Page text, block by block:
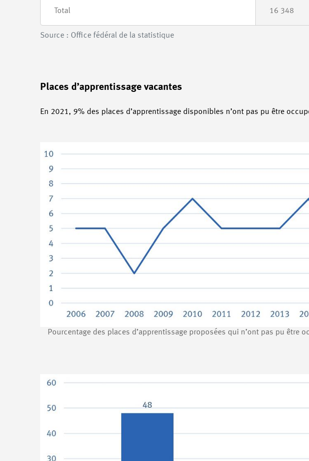
Source : Office fédéral de la statistique
Total 16 348
Places d’apprentissage vacantes
En 2021, 9% des places d’apprentissage disponibles n’ont pas pu être
Pourcentage des places d’apprentissage proposées qui n’ont pas pu